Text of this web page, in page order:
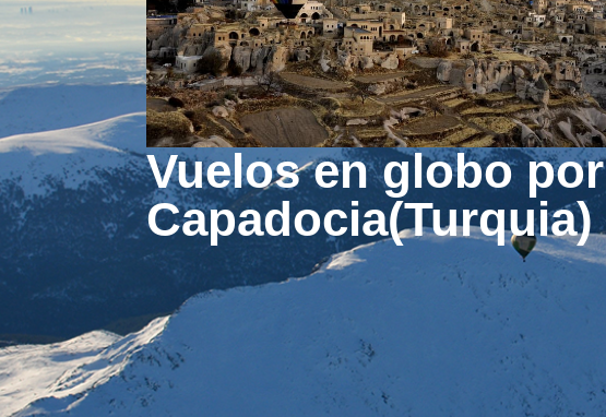
Vuelos en globo por
Capadocia(Turquia)